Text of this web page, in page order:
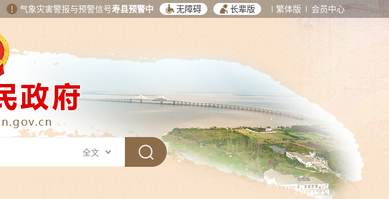
气象灾害警报与预警信号寿县预警中 无障碍 长辈版 繁体版 会员中心